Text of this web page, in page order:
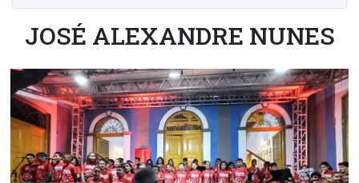
JOSÉ ALEXANDRE NUNES